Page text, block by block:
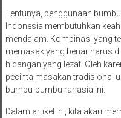
Tentunya, penggunaan
Indonesia membutuhkan
mendalam. Kombinasi yang
memasak yang benar harus
hidangan yang lezat. Oleh
pecinta masakan tradisional
bumbu-bumbu rahasia ini.
Dalam artikel ini, kita akan